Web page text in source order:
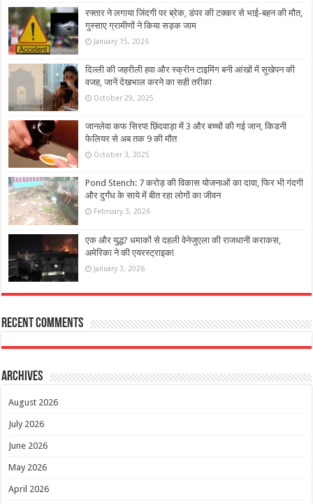
रफ्तार ने लगाया जिंदगी पर ब्रेक, डंपर की टक्कर से भाई-बहन की मौत,
गुस्साए ग्रामीणों ने किया सड़क जाम
January 15, 2026
दिल्‍ली की जहरीली हवा और स्‍क्रीन टाइमिंग बनी आंखों में सूखेपन की
वजह, जानें देखभाल करने का सही तरीका
October 29, 2025
जानलेवा कफ सिरप! छिंदवाड़ा में 3 और बच्चों की गई जान, किडनी
फेलियर से अब तक 9 की मौत
October 3, 2025
Pond Stench: 7 करोड़ की विकास योजनाओं का दावा, फिर भी गंदगी
और दुर्गंध के साये में बीत रहा लोगों का जीवन
February 3, 2026
एक और युद्ध? धमाकों से दहली वेनेजुएला की राजधानी कराकस,
अमेरिका ने की एयरस्ट्राइक!
January 3, 2026
Recent Comments
Archives
August 2026
July 2026
June 2026
May 2026
April 2026